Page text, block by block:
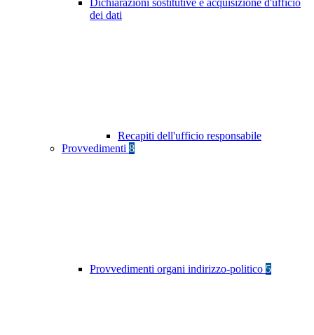
Dichiarazioni sostitutive e acquisizione d'ufficio
dei dati
Recapiti dell'ufficio responsabile
Provvedimenti 8
Provvedimenti organi indirizzo-politico 5